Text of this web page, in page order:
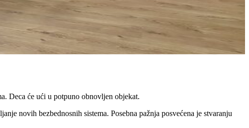
Deca će ući u potpuno obnovljen objekat.
novih bezbednosnih sistema. Posebna pažnja posvećena je stvaranju